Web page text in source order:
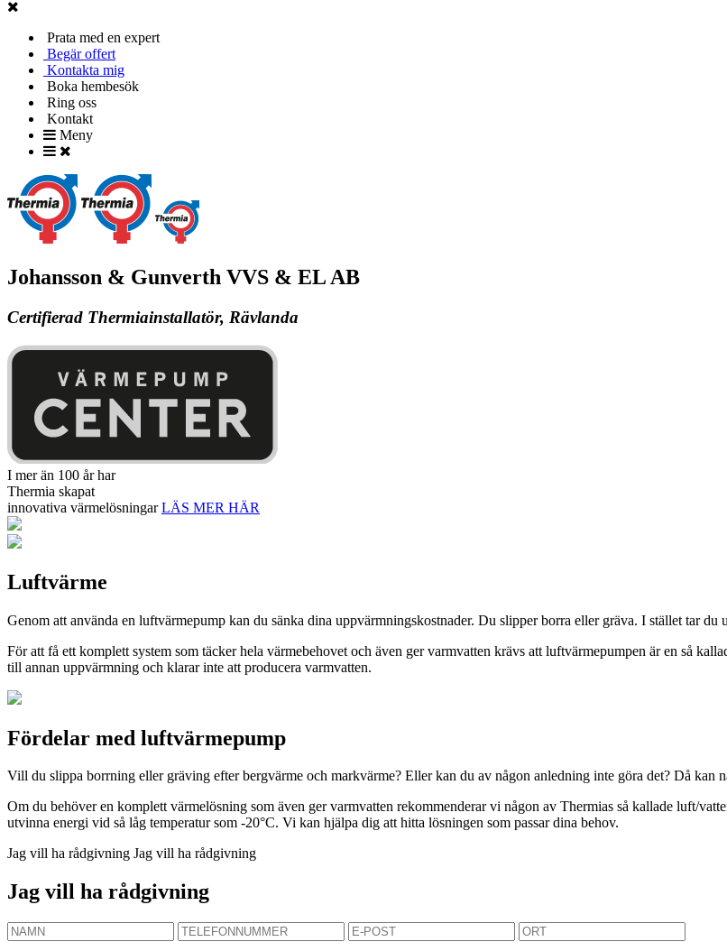
Prata med en expert
Begär offert
Kontakta mig
Boka hembesök
Ring oss
Kontakt
Meny
Johansson & Gunverth VVS & EL AB
Certifierad Thermiainstallatör, Rävlanda
I mer än 100 år har
Thermia skapat
innovativa värmelösningar LÄS MER HÄR
Luftvärme
Genom att använda en luftvärmepump kan du sänka dina uppvärmningskostnader. Du slipper borra eller gräva. I stället tar
För att få ett komplett system som täcker hela värmebehovet och även ger varmvatten krävs att luftvärmepumpen är en så
till annan uppvärmning och klarar inte att producera varmvatten.
Fördelar med luftvärmepump
Vill du slippa borrning eller gräving efter bergvärme och markvärme? Eller kan du av någon anledning inte göra det? Då kan
Om du behöver en komplett värmelösning som även ger varmvatten rekommenderar vi någon av Thermias så kallade luft/
utvinna energi vid så låg temperatur som -20°C. Vi kan hjälpa dig att hitta lösningen som passar dina behov.
Jag vill ha rådgivning Jag vill ha rådgivning
Jag vill ha rådgivning